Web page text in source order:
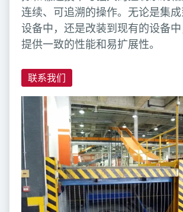
连续、可追溯的操作。无论是集
设备中，还是改装到现有的设备
提供一致的性能和易扩展性。
联系我们